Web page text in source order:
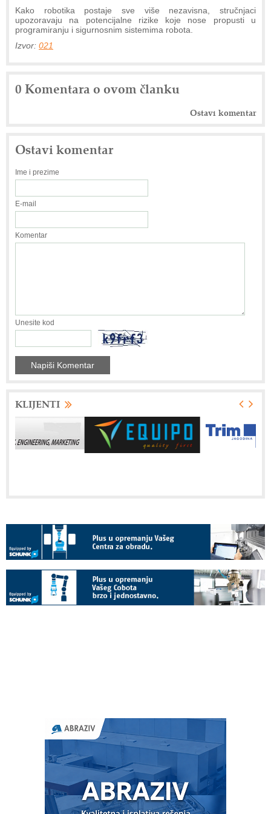
Kako robotika postaje sve više nezavisna, stručnjaci
upozoravaju na potencijalne rizike koje nose propusti u
programiranju i sigurnosnim sistemima robota.
Izvor: 021
0 Komentara o ovom članku
Ostavi komentar
Ostavi komentar
Ime i prezime
E-mail
Komentar
Unesite kod
KLIJENTI